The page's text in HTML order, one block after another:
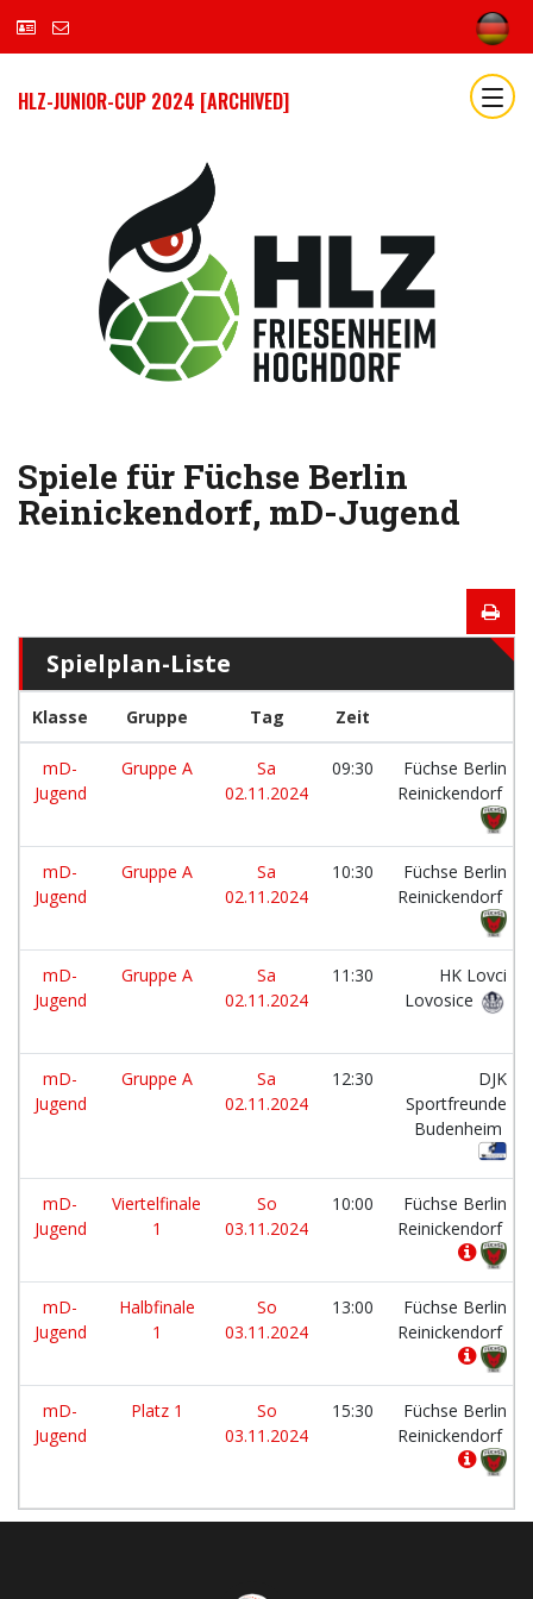
HLZ-JUNIOR-CUP 2024 [ARCHIVED]
Spiele für Füchse Berlin
Reinickendorf, mD-Jugend
Spielplan-Liste
Klasse Gruppe Tag Zeit
mD-
Jugend
Gruppe A
Sa
02.11.2024
09:30
Füchse Berlin
Reinickendorf
mD-
Jugend
Gruppe A
Sa
02.11.2024
10:30
Füchse Berlin
Reinickendorf
mD-
Jugend
Gruppe A
Sa
02.11.2024
11:30
HK Lovci
Lovosice
mD-
Jugend
Gruppe A
Sa
02.11.2024
12:30
DJK
Sportfreunde
Budenheim
mD-
Jugend
Viertelfinale
1
So
03.11.2024
10:00
Füchse Berlin
Reinickendorf
mD-
Jugend
Halbfinale
1
So
03.11.2024
13:00
Füchse Berlin
Reinickendorf
mD-
Jugend
Platz 1
So
03.11.2024
15:30
Füchse Berlin
Reinickendorf